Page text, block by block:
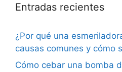
Entradas recientes
¿Por qué una
causas comunes y cómo
Cómo cebar una bomba